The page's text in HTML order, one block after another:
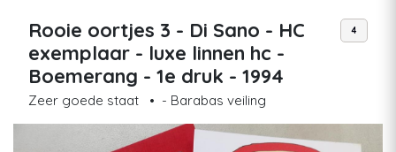
Rooie oortjes 3 - Di Sano - HC
exemplaar - luxe linnen hc -
Boemerang - 1e druk - 1994
Zeer goede staat • - Barabas veiling
4